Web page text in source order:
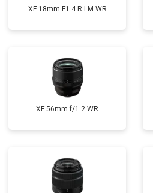
XF 18mm F1.4 R LM WR
XF 56mm f/1.2 WR